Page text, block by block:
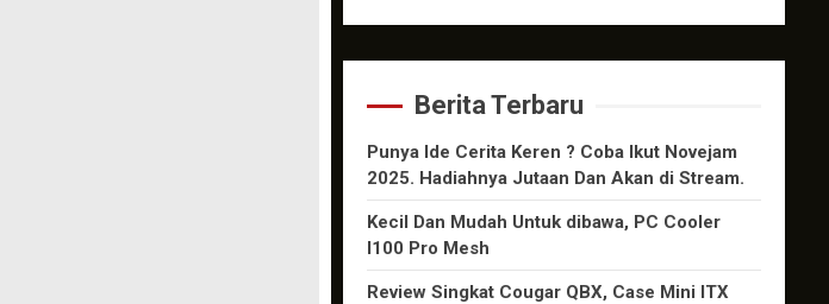
Berita Terbaru
Punya Ide Cerita Keren ? Coba Ikut Novejam
2025. Hadiahnya Jutaan Dan Akan di Stream.
Kecil Dan Mudah Untuk dibawa, PC Cooler
I100 Pro Mesh
Review Singkat Cougar QBX, Case Mini ITX